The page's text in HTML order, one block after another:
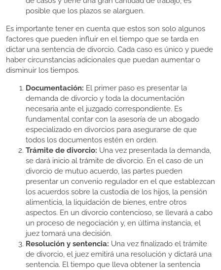
posible que los plazos se alarguen.
Es importante tener en cuenta que estos son solo algunos
factores que pueden influir en el tiempo que se tarda en
dictar una sentencia de divorcio. Cada caso es único y puede
haber circunstancias adicionales que puedan aumentar o
disminuir los tiempos.
Documentación: El primer paso es presentar la
demanda de divorcio y toda la documentación
necesaria ante el juzgado correspondiente. Es
fundamental contar con la asesoría de un abogado
especializado en divorcios para asegurarse de que
todos los documentos estén en orden.
Trámite de divorcio: Una vez presentada la demanda,
se dará inicio al trámite de divorcio. En el caso de un
divorcio de mutuo acuerdo, las partes pueden
presentar un convenio regulador en el que establezcan
los acuerdos sobre la custodia de los hijos, la pensión
alimenticia, la liquidación de bienes, entre otros
aspectos. En un divorcio contencioso, se llevará a cabo
un proceso de negociación y, en última instancia, el
juez tomará una decisión.
Resolución y sentencia: Una vez finalizado el trámite
de divorcio, el juez emitirá una resolución y dictará una
sentencia. El tiempo que lleva obtener la sentencia